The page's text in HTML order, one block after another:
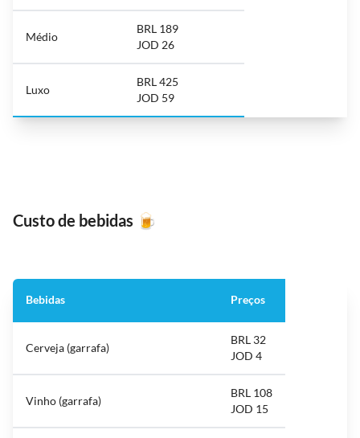
Médio
BRL 189
JOD 26
Luxo
BRL 425
JOD 59
Custo de bebidas 🍺
Bebidas Preços
Cerveja (garrafa)
BRL 32
JOD 4
Vinho (garrafa)
BRL 108
JOD 15